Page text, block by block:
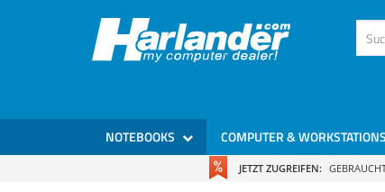
NOTEBOOKS COMPUTER & WORKSTATIONS
JETZT ZUGREIFEN: